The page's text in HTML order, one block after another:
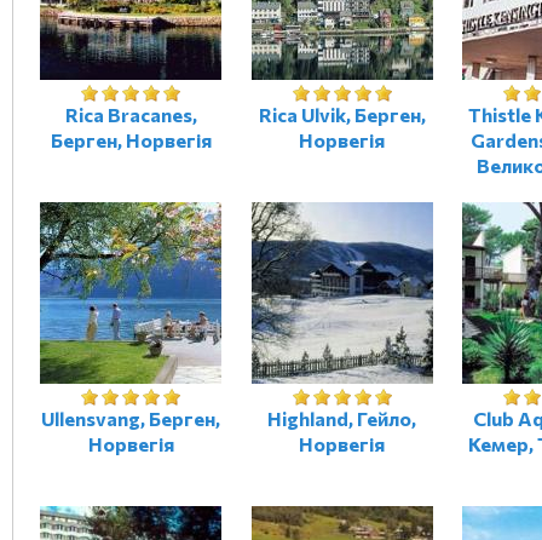
Rica Bracanes,
Берген, Норвегія
Rica Ulvik, Берген,
Норвегія
Thistle
Ullensvang, Берген,
Норвегія
Highland, Гейло,
Норвегія
Club
Кемер,